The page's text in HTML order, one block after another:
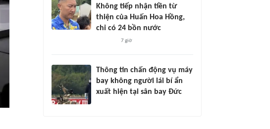
Không tiếp nhận tiền từ
thiện của Huấn Hoa Hồng,
chỉ có 24 bồn nước
7 giờ
Thông tin chấn động vụ máy
bay không người lái bí ẩn
xuất hiện tại sân bay Đức